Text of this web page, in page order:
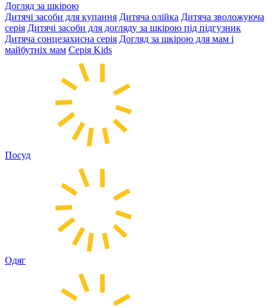
Догляд за шкірою
Дитячі засоби для купання Дитяча олійка Дитяча зволожуюча
серія Дитячі засоби для догляду за шкірою під підгузник
Дитяча сонцезахисна серія Догляд за шкірою для мам і
майбутніх мам Серія Kids
Посуд
Одяг